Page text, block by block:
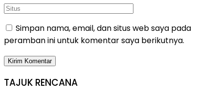
Simpan nama, email, dan situs web saya pada
peramban ini untuk komentar saya berikutnya.
TAJUK RENCANA